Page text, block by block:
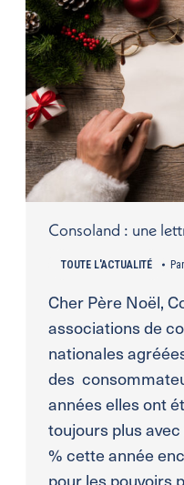
Consoland : une
TOUTE L'ACTUALITÉ Par
Cher Père Noël,
associations de
nationales
des
années elles ont
toujours plus
% cette année
pour les pouvoirs